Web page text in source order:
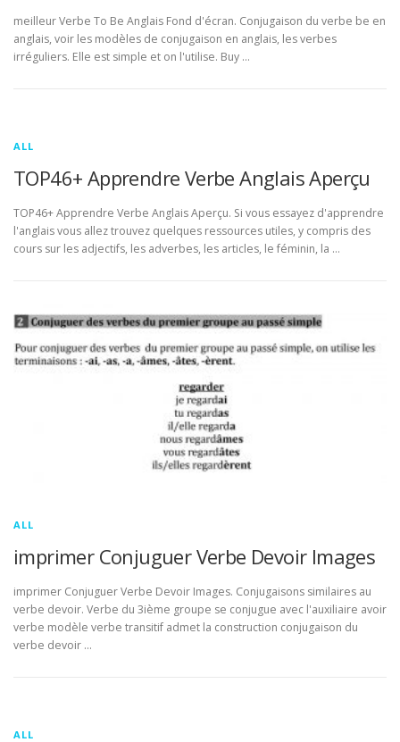
meilleur Verbe To Be Anglais Fond d'écran. Conjugaison du verbe be en
anglais, voir les modèles de conjugaison en anglais, les verbes
irréguliers. Elle est simple et on l'utilise. Buy …
ALL
TOP46+ Apprendre Verbe Anglais Aperçu
TOP46+ Apprendre Verbe Anglais Aperçu. Si vous essayez d'apprendre
l'anglais vous allez trouvez quelques ressources utiles, y compris des
cours sur les adjectifs, les adverbes, les articles, le féminin, la …
ALL
imprimer Conjuguer Verbe Devoir Images
imprimer Conjuguer Verbe Devoir Images. Conjugaisons similaires au
verbe devoir. Verbe du 3ième groupe se conjugue avec l'auxiliaire avoir
verbe modèle verbe transitif admet la construction conjugaison du
verbe devoir …
ALL